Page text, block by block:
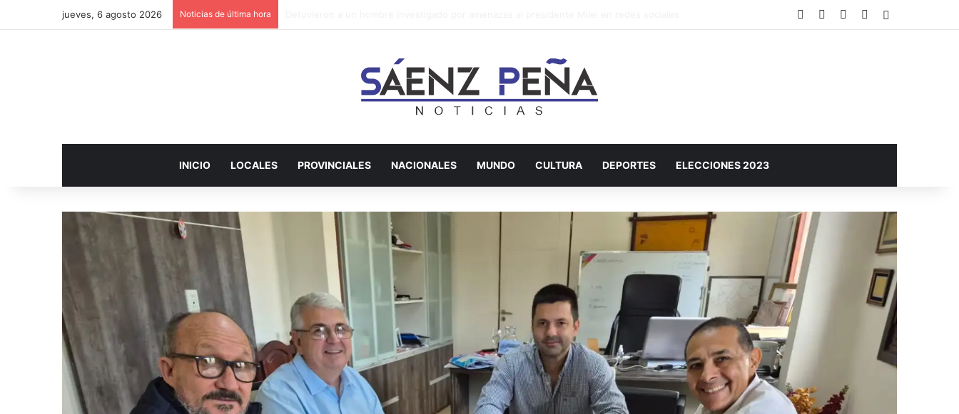
jueves, 6 agosto 2026 Noticias de última hora Facebook YouTubeInstagram
INICIO LOCALES PROVINCIALES NACIONALES MUNDO CULTURA DEPORTES ELECCIONES 2023